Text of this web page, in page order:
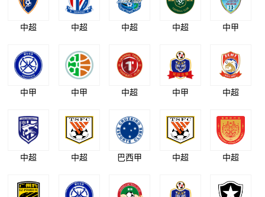
中超 中超 中超 中超 中甲
中甲 中甲 中超 中甲 中超
中超 中超 巴西甲 中超 中超